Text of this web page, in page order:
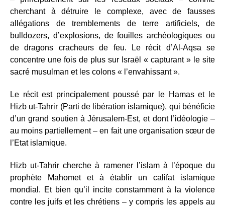
cherchant à détruire le complexe, avec de fausses
allégations de tremblements de terre artificiels, de
bulldozers, d’explosions, de fouilles archéologiques ou
de dragons cracheurs de feu. Le récit d’Al-Aqsa se
concentre une fois de plus sur Israël « capturant » le site
sacré musulman et les colons « l’envahissant ».
Le récit est principalement poussé par le Hamas et le
Hizb ut-Tahrir (Parti de libération islamique), qui bénéficie
d’un grand soutien à Jérusalem-Est, et dont l’idéologie –
au moins partiellement – en fait une organisation sœur de
l’Etat islamique.
Hizb ut-Tahrir cherche à ramener l’islam à l’époque du
prophète Mahomet et à établir un califat islamique
mondial. Et bien qu’il incite constamment à la violence
contre les juifs et les chrétiens – y compris les appels au